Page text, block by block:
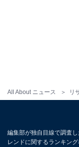
All About ニュース リ
編集部が独自目線で調査
レンドに関するランキン